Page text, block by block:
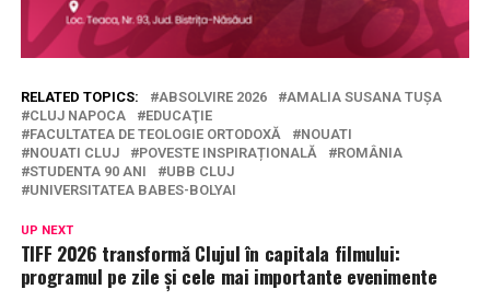
RELATED TOPICS: ABSOLVIRE 2026
AMALIA SUSANA TUȘA
CLUJ NAPOCA
EDUCAŢIE
FACULTATEA DE TEOLOGIE ORTODOXĂ
NOUATI
NOUATI CLUJ
POVESTE INSPIRAȚIONALĂ
ROMÂNIA
STUDENTA 90 ANI
UBB CLUJ
UNIVERSITATEA BABES-BOLYAI
UP NEXT
TIFF 2026 transformă Clujul în capitala filmului:
programul pe zile și cele mai importante evenimente